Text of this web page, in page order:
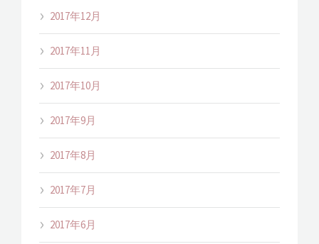
2017年12月
2017年11月
2017年10月
2017年9月
2017年8月
2017年7月
2017年6月